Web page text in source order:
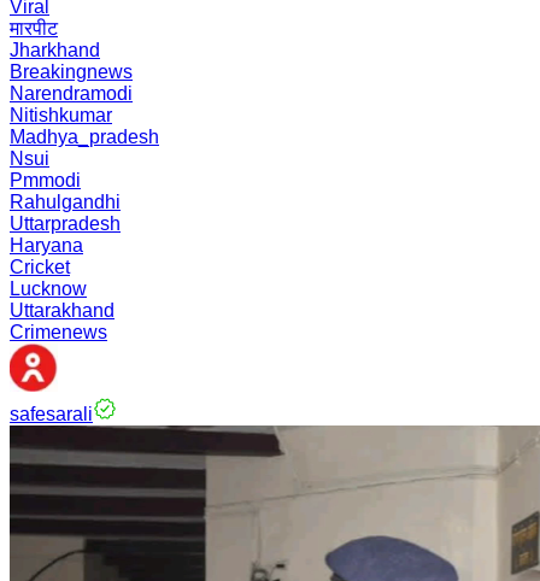
Viral
मारपीट
Jharkhand
Breakingnews
Narendramodi
Nitishkumar
Madhya_pradesh
Nsui
Pmmodi
Rahulgandhi
Uttarpradesh
Haryana
Cricket
Lucknow
Uttarakhand
Crimenews
safesarali